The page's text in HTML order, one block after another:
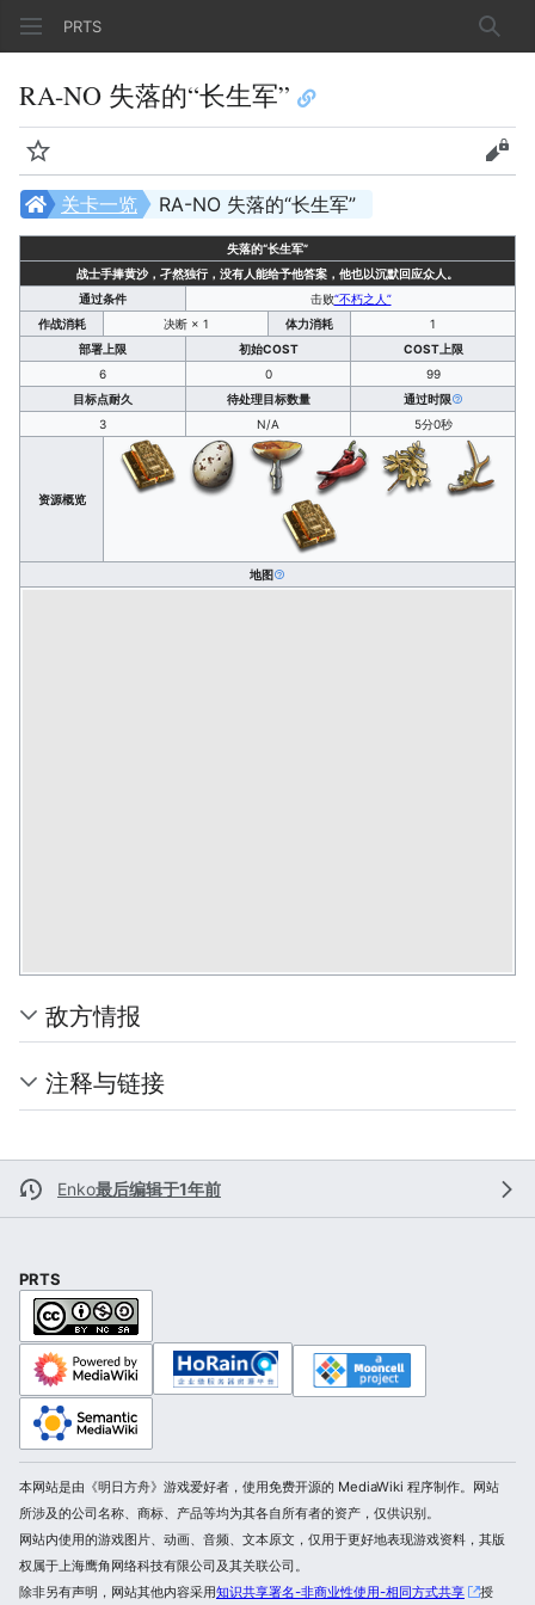
PRTS 搜索
RA-NO 失落的“长生军”
监视 查看
RA-NO 失落的“长生军”
关卡一览
失落的“长生军”
战士手捧黄沙，孑然独行，没有人能给予他答案，他也以沉默回应众人。
通过条件
击败“不朽之人”
作战消耗
决断 × 1 体力消耗
1
部署上限
初始COST
COST上限
6
0
99
目标点耐久
待处理目标数量
通过时限
3
N/A 5分0秒
资源概览
地图
敌方情报
注释与链接
Enko最后编辑于1年前
PRTS
本网站是由《明日方舟》游戏爱好者，使用免费开源的 MediaWiki 程序制作。网站
所涉及的公司名称、商标、产品等均为其各自所有者的资产，仅供识别。
网站内使用的游戏图片、动画、音频、文本原文，仅用于更好地表现游戏资料，其版
权属于上海鹰角网络科技有限公司及其关联公司。
除非另有声明，网站其他内容采用知识共享署名-非商业性使用-相同方式共享 授